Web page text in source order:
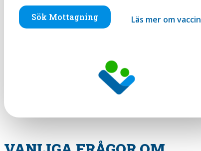
Sök Mottagning Läs mer om vaccin